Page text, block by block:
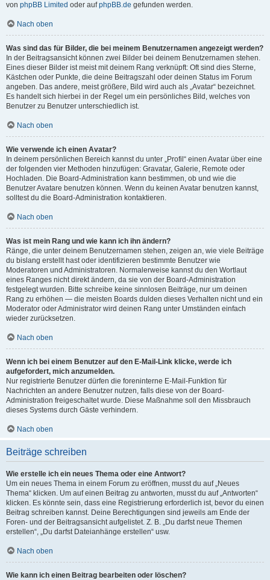
von phpBB Limited oder aufphpBB.de gefunden werden.
Nach oben
Was sind das für Bilder, die bei meinem Benutzernamen angezeigt werden?
In der Beitragsansicht können zwei Bilder bei deinem Benutzernamen stehen.
Eines dieser Bilder ist meist mit deinem Rang verknüpft: Oft sind dies Sterne,
Kästchen oder Punkte, die deine Beitragszahl oder deinen Status im Forum
angeben. Das andere, meist größere, Bild wird auch als „Avatar“ bezeichnet.
Es handelt sich hierbei in der Regel um ein persönliches Bild, welches von
Benutzer zu Benutzer unterschiedlich ist.
Nach oben
Wie verwende ich einen Avatar?
In deinem persönlichen Bereich kannst du unter „Profil“ einen Avatar über eine
der folgenden vier Methoden hinzufügen: Gravatar, Galerie, Remote oder
Hochladen. Die Board-Administration kann bestimmen, ob und wie die
Benutzer Avatare benutzen können. Wenn du keinen Avatar benutzen kannst,
solltest du die Board-Administration kontaktieren.
Nach oben
Was ist mein Rang und wie kann ich ihn ändern?
Ränge, die unter deinem Benutzernamen stehen, zeigen an, wie viele Beiträge
du bislang erstellt hast oder identifizieren bestimmte Benutzer wie
Moderatoren und Administratoren. Normalerweise kannst du den Wortlaut
eines Ranges nicht direkt ändern, da sie von der Board-Administration
festgelegt wurden. Bitte schreibe keine sinnlosen Beiträge, nur um deinen
Rang zu erhöhen — die meisten Boards dulden dieses Verhalten nicht und ein
Moderator oder Administrator wird deinen Rang unter Umständen einfach
wieder zurücksetzen.
Nach oben
Wenn ich bei einem Benutzer auf den E-Mail-Link klicke, werde ich
aufgefordert, mich anzumelden.
Nur registrierte Benutzer dürfen die foreninterne E-Mail-Funktion für
Nachrichten an andere Benutzer nutzen, falls diese von der Board-
Administration freigeschaltet wurde. Diese Maßnahme soll den Missbrauch
dieses Systems durch Gäste verhindern.
Nach oben
Beiträge schreiben
Wie erstelle ich ein neues Thema oder eine Antwort?
Um ein neues Thema in einem Forum zu eröffnen, musst du auf „Neues
Thema“ klicken. Um auf einen Beitrag zu antworten, musst du auf „Antworten“
klicken. Es könnte sein, dass eine Registrierung erforderlich ist, bevor du einen
Beitrag schreiben kannst. Deine Berechtigungen sind jeweils am Ende der
Foren- und der Beitragsansicht aufgelistet. Z. B. „Du darfst neue Themen
erstellen“, „Du darfst Dateianhänge erstellen“ usw.
Nach oben
Wie kann ich einen Beitrag bearbeiten oder löschen?